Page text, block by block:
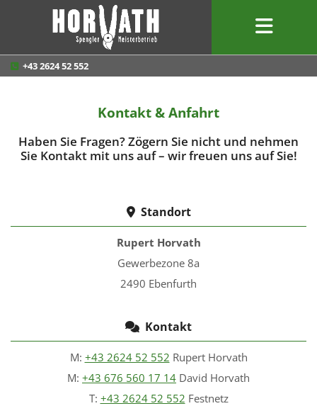
 +43 2624 52 552
Kontakt & Anfahrt
Haben Sie Fragen? Zögern Sie nicht und nehmen
Sie Kontakt mit uns auf – wir freuen uns auf Sie!
Standort
Rupert Horvath
Gewerbezone 8a
2490 Ebenfurth
 Kontakt
M: +43 2624 52 552 Rupert Horvath
M: +43 676 560 17 14 David Horvath
T: +43 2624 52 552 Festnetz